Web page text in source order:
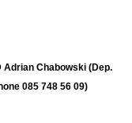
Adrian Chabowski (Dep.
085 748 56 09)